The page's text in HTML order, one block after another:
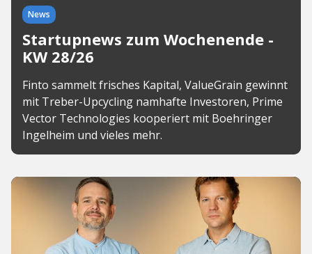
News
Startupnews zum Wochenende -
KW 28/26
Finto sammelt frisches Kapital, ValueGrain gewinnt
mit Treber-Upcycling namhafte Investoren, Prime
Vector Technologies kooperiert mit Boehringer
Ingelheim und vieles mehr.